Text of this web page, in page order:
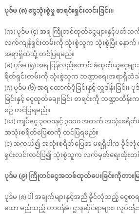
ပုဒ်မ (၈) ငွေသုံးစွဲမှု စာရင်းရှင်းလင်းခြင်း။
(က) ပုဒ်မ (၄) အရ ကြိုတင်ထုတ်ငွေများနှင့်ပတ်
လက်ကျန်ရှင်းတမ်းကို သုံးစွဲသူက သုံးစွဲပြီး နောက်
အရာရှိထံသို့ တင်ပြရမည်။
(ခ) ပုဒ်မ (၅) အရ ပြန်လည်တောင်းခံထုတ်ယူငွေမ
ရိတ်ရှင်းတမ်းကို သုံးစွဲသူက ဘဏ္ဍာရေးအရာရှိထံ
(ဂ) ပုဒ်မ (၆) အရ ထောက်ပံ့ခြင်းနှင့် လှူဒါန်းခြင်း၊
ခြင်းနှင့် ငွေထုတ်ချေးခြင်း စာရင်းကို ဘဏ္ဍာထိ
စဉ် တင်ပြရမည်။
(ဃ) ကျပ်ငွေ ၃၀ဝ၀နှင့် ၃၀ဝ၀ အထက် အသုံးစရိ
အသုံးစရိတ်ပြေစာကို တင်ပြရမည်။
(င) အကယ်၍ အသုံးစရိတ်ပြေစာ မရရှိပါက ခိုင်လုံသ
ရှင်းလင်းတင်ပြ၍ သုံးစွဲသူက လက်မှတ်ရေးထိုးတင်
ပုဒ်မ (၉) ကြိုတင်ငွေအသစ်ထုတ်ပေးခြင်းကိုတားမြ
ပုဒ်မ (၈) ပါ အချက်များနှင့်အညီ ခိုင်လုံသည့် ငွေစာရ
သော မည်သည့် တာဝန်ခံ၊ ဌာနဆိုင်ရာများ၊ လုပ်ငန်း